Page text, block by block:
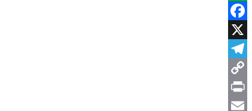
WhatsApp
Facebook
X
Telegram
Copy
Link
Print